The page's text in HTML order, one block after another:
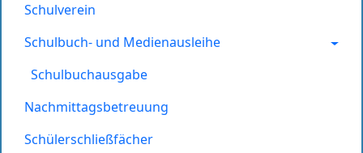
Schulverein
Schulbuch- und Medienausleihe
Schulbuchausgabe
Nachmittagsbetreuung
Schülerschließfächer